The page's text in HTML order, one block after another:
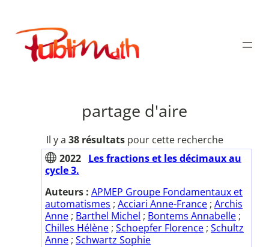
contenu
Publimath
partage d'aire
Il y a 38 résultatspour cette recherche
2022 Les fractions et les décimaux au
cycle 3.
Auteurs : APMEP Groupe Fondamentaux et
automatismes ; Acciari Anne-France ; Archis
Anne ; Barthel Michel ; Bontems Annabelle ;
Chilles Hélène ; Schoepfer Florence ; Schultz
Anne ; Schwartz Sophie